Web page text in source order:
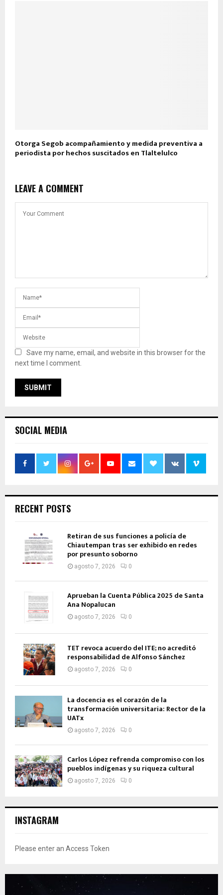
Otorga Segob acompañamiento y medida preventiva a
periodista por hechos suscitados en Tlaltelulco
LEAVE A COMMENT
Save my name, email, and website in this browser for the
next time I comment.
SOCIAL MEDIA
RECENT POSTS
Retiran de sus funciones a policía de
Chiautempan tras ser exhibido en redes
por presunto soborno
agosto 7, 2026 0
Aprueban la Cuenta Pública 2025 de Santa
Ana Nopalucan
agosto 7, 2026 0
TET revoca acuerdo del ITE; no acreditó
responsabilidad de Alfonso Sánchez
agosto 7, 2026 0
La docencia es el corazón de la
transformación universitaria: Rector de la
UATx
agosto 7, 2026 0
Carlos López refrenda compromiso con los
pueblos indígenas y su riqueza cultural
agosto 7, 2026 0
INSTAGRAM
Please enter an Access Token